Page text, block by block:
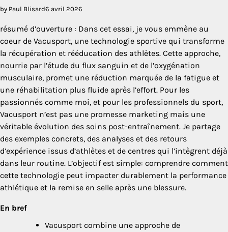
by Paul Blisard6 avril 2026
résumé d’ouverture : Dans cet essai, je vous emmène au
coeur de Vacusport, une technologie sportive qui transforme
la récupération et rééducation des athlètes. Cette approche,
nourrie par l’étude du flux sanguin et de l’oxygénation
musculaire, promet une réduction marquée de la fatigue et
une réhabilitation plus fluide après l’effort. Pour les
passionnés comme moi, et pour les professionnels du sport,
Vacusport n’est pas une promesse marketing mais une
véritable évolution des soins post-entraînement. Je partage
des exemples concrets, des analyses et des retours
d’expérience issus d’athlètes et de centres qui l’intègrent déjà
dans leur routine. L’objectif est simple: comprendre comment
cette technologie peut impacter durablement la performance
athlétique et la remise en selle après une blessure.
En bref
Vacusport combine une approche de